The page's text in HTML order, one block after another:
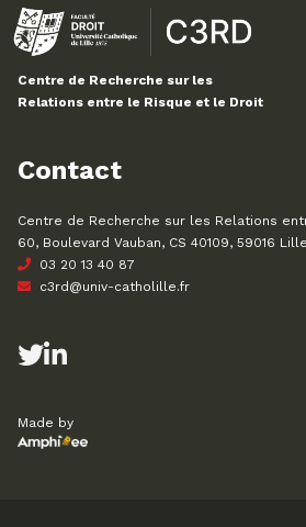
Centre de Recherche sur les
Relations entre le Risque et le Droit
Contact
Centre de Recherche sur les Relations
60, Boulevard Vauban, CS 40109, 59016 Lille
03 20 13 40 87
c3rd@univ-catholille.fr
Made by